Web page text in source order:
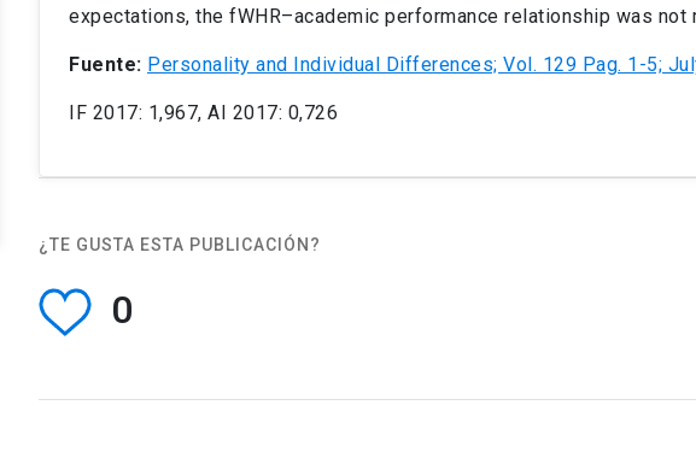
expectations, the fWHR–academic performance relationship was not
Fuente: Personality and Individual Differences; Vol. 129 Pag. 1-5;
IF 2017: 1,967, AI 2017: 0,726
¿TE GUSTA ESTA PUBLICACIÓN?
0